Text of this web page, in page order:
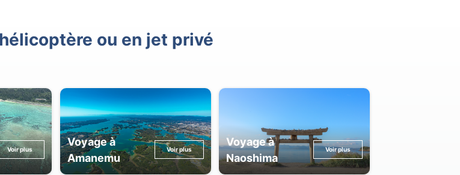
ou en jet privé
Voir plus
Voyage à
Amanemu
Voir plus
Voyage à
Naoshima
Voir plus